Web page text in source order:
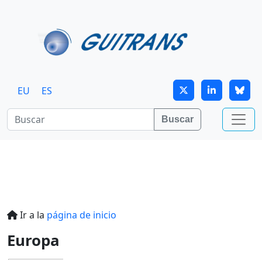
EU ES
Buscar
Ir a la página de inicio
Europa